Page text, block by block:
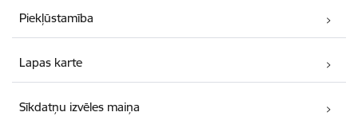
Piekļūstamība
Lapas karte
Sīkdatņu izvēles maiņa